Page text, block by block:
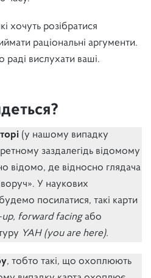
хочуть розібратися
раціональні аргументи.
вислухати ваші.
(у нашому випадку
заздалегідь відомому
відомо, де відносно глядача
У наукових
посилатися, такі карти
up, forward facingабо
YAH (you are here).
, тобто такі, що охоплюють